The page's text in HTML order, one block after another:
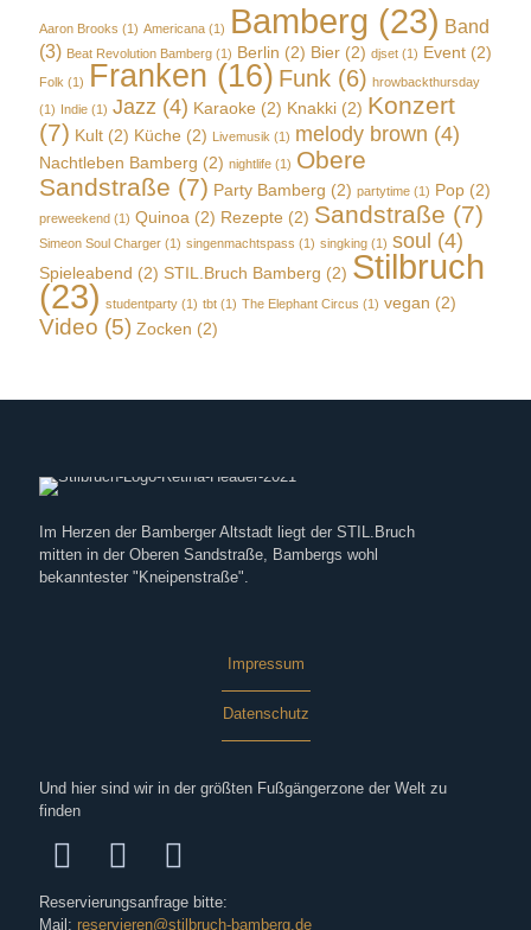
Aaron Brooks (1) Americana (1) Bamberg (23) Band
(3) Beat Revolution Bamberg (1) Berlin (2) Bier (2) djset (1) Event (2)
Folk (1) Franken (16) Funk (6) hrowbackthursday
(1) Indie (1) Jazz (4) Karaoke (2) Knakki (2) Konzert
(7) Kult (2) Küche (2) Livemusik (1) melody brown (4)
Nachtleben Bamberg (2) nightlife (1) Obere
Sandstraße (7) Party Bamberg (2) partytime (1) Pop (2)
preweekend (1) Quinoa (2) Rezepte (2) Sandstraße (7)
Simeon Soul Charger (1) singenmachtspass (1) singking (1) soul (4)
Spieleabend (2) STIL.Bruch Bamberg (2) Stilbruch
(23) studentparty (1) tbt (1) The Elephant Circus (1) vegan (2)
Video (5) Zocken (2)
Im Herzen der Bamberger Altstadt liegt der STIL.Bruch
mitten in der Oberen Sandstraße, Bambergs wohl
bekanntester "Kneipenstraße".
Impressum
Datenschutz
Und hier sind wir in der größten Fußgängerzone der Welt zu
finden
Reservierungsanfrage bitte:
Mail: reservieren@stilbruch-bamberg.de